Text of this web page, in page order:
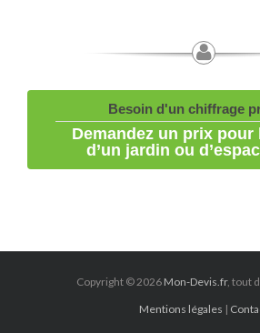
Besoin d'un chiffrage
Demandez un prix pour
d’un jardin ou
Copyright © 2026 Mon-Devis.fr, tout
Mentions légales |